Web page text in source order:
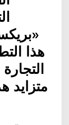
هذا
متزايد